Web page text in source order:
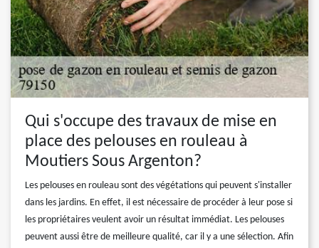
Qui s'occupe des travaux de mise en
place des pelouses en rouleau à
Moutiers Sous Argenton?
Les pelouses en rouleau sont des végétations qui peuvent s'installer
dans les jardins. En effet, il est nécessaire de procéder à leur pose si
les propriétaires veulent avoir un résultat immédiat. Les pelouses
peuvent aussi être de meilleure qualité, car il y a une sélection. Afin